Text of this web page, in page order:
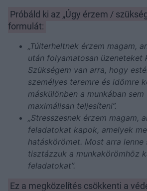
Próbáld ki az „Úgy érzem /
formulát:
„Túlterheltnek érzem magam,
után folyamatosan üzeneteket
Szükségem van arra, hogy
személyes teremre és időmre
máskülönben a munkában
maximálisan teljesíteni”.
„Stresszesnek érzem magam,
feladatokat kapok, amelyek
hatáskörömet. Most arra lenne
tisztázzuk a munkakörömhöz
feladatokat”.
Ez a megközelítés csökkenti a